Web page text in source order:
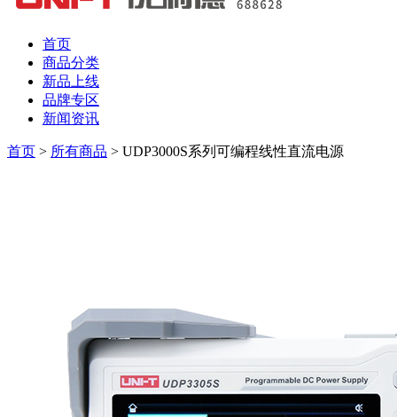
首页
商品分类
新品上线
品牌专区
新闻资讯
首页 > 所有商品 > UDP3000S系列可编程线性直流电源